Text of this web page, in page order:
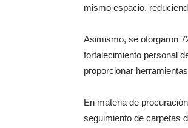
mismo espacio,
Asimismo, se otorgaron
fortalecimiento personal
proporcionar
En materia de
seguimiento de carpetas